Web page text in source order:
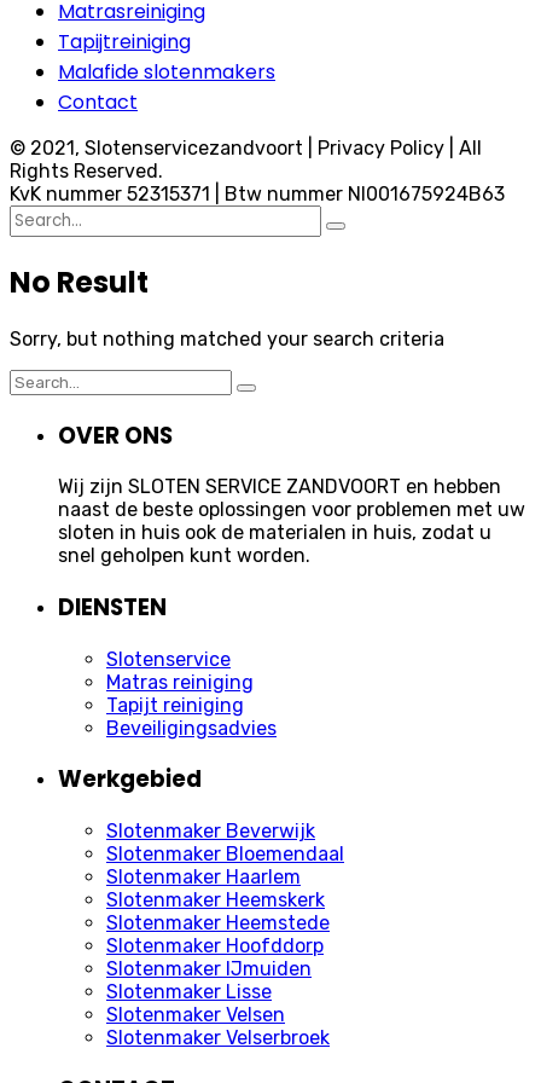
Matrasreiniging
Tapijtreiniging
Malafide slotenmakers
Contact
© 2021, Slotenservicezandvoort | Privacy Policy | All
Rights Reserved.
KvK nummer 52315371 | Btw nummer Nl001675924B63
Search
for:
No Result
Sorry, but nothing matched your search criteria
Search
for:
OVER ONS
Wij zijn SLOTEN SERVICE ZANDVOORT en hebben
naast de beste oplossingen voor problemen met uw
sloten in huis ook de materialen in huis, zodat u
snel geholpen kunt worden.
DIENSTEN
Slotenservice
Matras reiniging
Tapijt reiniging
Beveiligingsadvies
Werkgebied
Slotenmaker Beverwijk
Slotenmaker Bloemendaal
Slotenmaker Haarlem
Slotenmaker Heemskerk
Slotenmaker Heemstede
Slotenmaker Hoofddorp
Slotenmaker IJmuiden
Slotenmaker Lisse
Slotenmaker Velsen
Slotenmaker Velserbroek